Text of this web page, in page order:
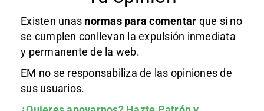
Existen unas normas para comentar que si no
se cumplen conllevan la expulsión inmediata
y permanente de la web.
EM no se responsabiliza de las opiniones de
sus usuarios.